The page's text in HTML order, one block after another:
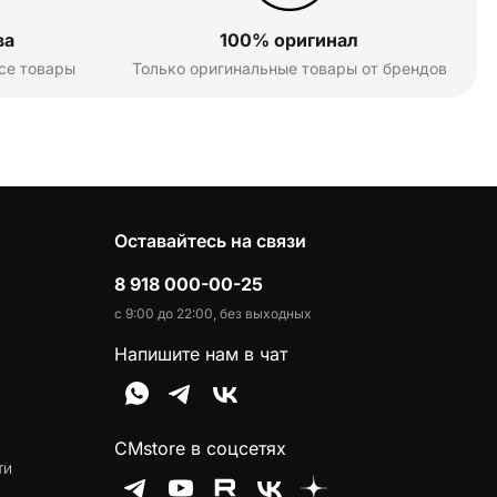
товары
100% оригинал
Только оригинальные товары от брендов
Оставайтесь на связи
8 918 000-00-25
с 9:00 до 22:00, без выходных
Напишите нам в чат
CMstore в соцсетях